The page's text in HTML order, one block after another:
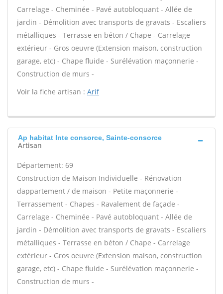
Carrelage - Cheminée - Pavé autobloquant - Allée de
jardin - Démolition avec transports de gravats - Escaliers
métalliques - Terrasse en béton / Chape - Carrelage
extérieur - Gros oeuvre (Extension maison, construction
garage, etc) - Chape fluide - Surélévation maçonnerie -
Construction de murs -
Voir la fiche artisan : Arif
Ap habitat Inte consorce, Sainte-consorce
Artisan
Département: 69
Construction de Maison Individuelle - Rénovation
dappartement / de maison - Petite maçonnerie -
Terrassement - Chapes - Ravalement de façade -
Carrelage - Cheminée - Pavé autobloquant - Allée de
jardin - Démolition avec transports de gravats - Escaliers
métalliques - Terrasse en béton / Chape - Carrelage
extérieur - Gros oeuvre (Extension maison, construction
garage, etc) - Chape fluide - Surélévation maçonnerie -
Construction de murs -